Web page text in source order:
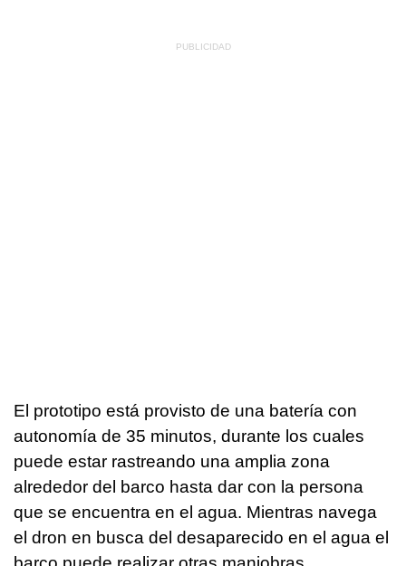
El prototipo está provisto de una batería con
autonomía de 35 minutos, durante los cuales
puede estar rastreando una amplia zona
alrededor del barco hasta dar con la persona
que se encuentra en el agua. Mientras navega
el dron en busca del desaparecido en el agua el